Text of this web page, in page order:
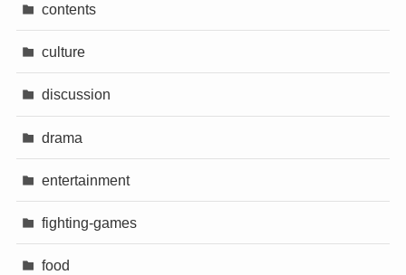
contents
culture
discussion
drama
entertainment
fighting-games
food